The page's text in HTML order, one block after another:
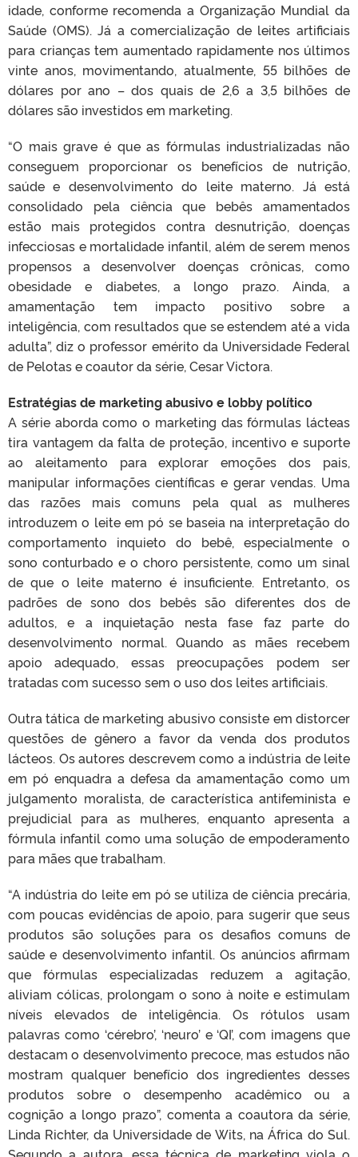
idade, conforme recomenda a Organização Mundial da
Saúde (OMS). Já a comercialização de leites artificiais
para crianças tem aumentado rapidamente nos últimos
vinte anos, movimentando, atualmente, 55 bilhões de
dólares por ano – dos quais de 2,6 a 3,5 bilhões de
dólares são investidos em marketing.
“O mais grave é que as fórmulas industrializadas não
conseguem proporcionar os benefícios de nutrição,
saúde e desenvolvimento do leite materno. Já está
consolidado pela ciência que bebês amamentados
estão mais protegidos contra desnutrição, doenças
infecciosas e mortalidade infantil, além de serem menos
propensos a desenvolver doenças crônicas, como
obesidade e diabetes, a longo prazo. Ainda, a
amamentação tem impacto positivo sobre a
inteligência, com resultados que se estendem até a vida
adulta”, diz o professor emérito da Universidade Federal
de Pelotas e coautor da série, Cesar Victora.
Estratégias de marketing abusivo e lobby político
A série aborda como o marketing das fórmulas lácteas
tira vantagem da falta de proteção, incentivo e suporte
ao aleitamento para explorar emoções dos pais,
manipular informações científicas e gerar vendas. Uma
das razões mais comuns pela qual as mulheres
introduzem o leite em pó se baseia na interpretação do
comportamento inquieto do bebê, especialmente o
sono conturbado e o choro persistente, como um sinal
de que o leite materno é insuficiente. Entretanto, os
padrões de sono dos bebês são diferentes dos de
adultos, e a inquietação nesta fase faz parte do
desenvolvimento normal. Quando as mães recebem
apoio adequado, essas preocupações podem ser
tratadas com sucesso sem o uso dos leites artificiais.
Outra tática de marketing abusivo consiste em distorcer
questões de gênero a favor da venda dos produtos
lácteos. Os autores descrevem como a indústria de leite
em pó enquadra a defesa da amamentação como um
julgamento moralista, de característica antifeminista e
prejudicial para as mulheres, enquanto apresenta a
fórmula infantil como uma solução de empoderamento
para mães que trabalham.
“A indústria do leite em pó se utiliza de ciência precária,
com poucas evidências de apoio, para sugerir que seus
produtos são soluções para os desafios comuns de
saúde e desenvolvimento infantil. Os anúncios afirmam
que fórmulas especializadas reduzem a agitação,
aliviam cólicas, prolongam o sono à noite e estimulam
níveis elevados de inteligência. Os rótulos usam
palavras como ‘cérebro’, ‘neuro’ e ‘QI’, com imagens que
destacam o desenvolvimento precoce, mas estudos não
mostram qualquer benefício dos ingredientes desses
produtos sobre o desempenho acadêmico ou a
cognição a longo prazo”, comenta a coautora da série,
Linda Richter, da Universidade de Wits, na África do Sul.